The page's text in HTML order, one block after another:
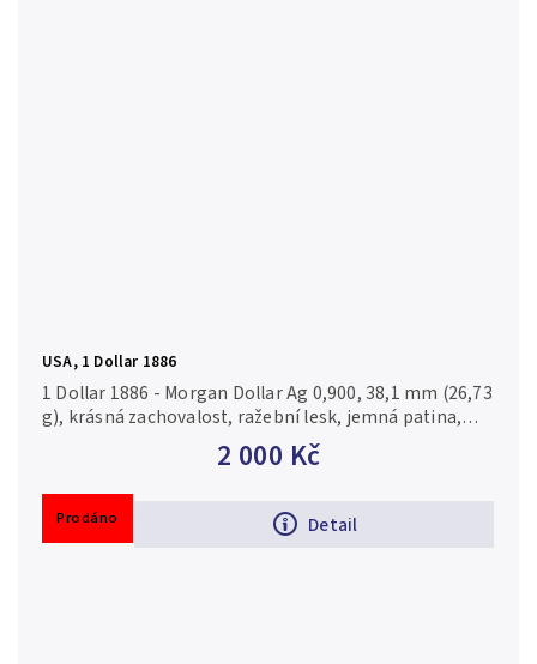
USA, 1 Dollar 1886
2 000 Kč
Detail
1 Dollar 1886 - Morgan Dollar Ag 0,900, 38,1 mm (26,73
g), krásná zachovalost, ražební lesk, jemná patina,
Prodáno